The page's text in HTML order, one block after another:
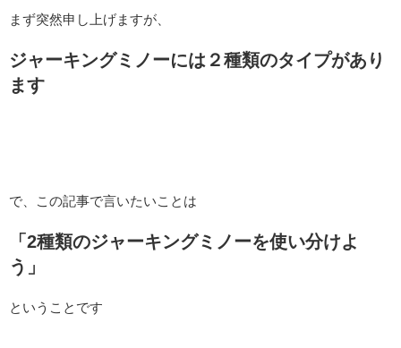
まず突然申し上げますが、
ジャーキングミノーには２種類のタイプがあり
ます
で、この記事で言いたいことは
「2種類のジャーキングミノーを使い分けよ
う」
ということです